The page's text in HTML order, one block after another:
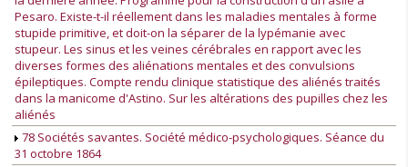
Pesaro. Existe-t-il réellement dans les maladies mentales à forme
stupide primitive, et doit-on la séparer de la lypémanie avec
stupeur. Les sinus et les veines cérébrales en rapport avec les
diverses formes des aliénations mentales et des convulsions
épileptiques. Compte rendu clinique statistique des aliénés traités
dans la manicome d'Astino. Sur les altérations des pupilles chez les
aliénés
78 Sociétés savantes. Société médico-psychologiques. Séance du
31 octobre 1864